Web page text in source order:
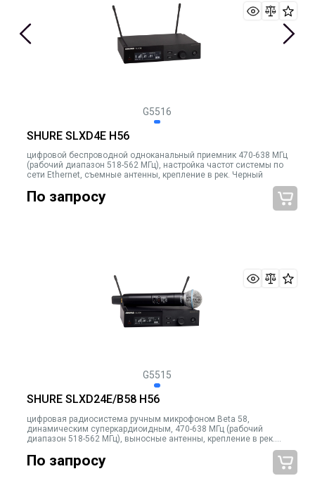
G5516
SHURE SLXD4E H56
цифровой беспроводной одноканальный приемник 470-638 МГц
(рабочий диапазон 518-562 МГц), настройка частот системы по
сети Ethernet, съемные антенны, крепление в рек. Черный
По запросу
G5515
SHURE SLXD24E/B58 H56
цифровая радиосистема ручным микрофоном Beta 58,
динамическим суперкардиоидным, 470-638 МГц (рабочий
диапазон 518-562 МГц), выносные антенны, крепление в рек.
По запросу